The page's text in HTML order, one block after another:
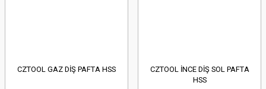
CZTOOL GAZ DİŞ PAFTA HSS
CZTOOL İNCE DİŞ SOL PAFTA
HSS